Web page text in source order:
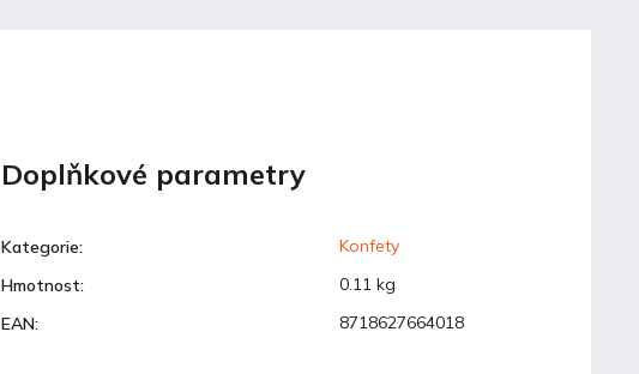
Doplňkové parametry
Kategorie:
Konfety
Hmotnost:
0.11 kg
EAN: 8718627664018